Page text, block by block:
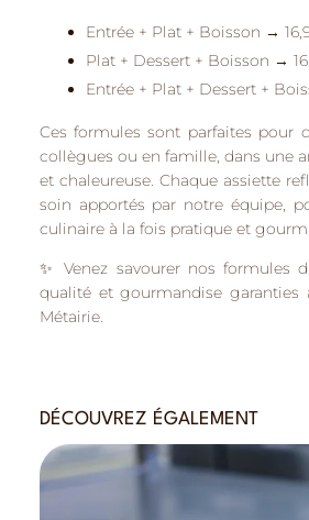
Entrée + Plat + Boisson →
Plat + Dessert + Boisson →
Entrée + Plat + Dessert +
Ces formules sont parfaites pour
collègues ou en famille, dans une
et chaleureuse. Chaque assiette
soin apportés par notre équipe,
culinaire à la fois pratique et
✨Venez savourer nos formules
qualité et gourmandise garanties
Métairie.
DÉCOUVREZ ÉGALEMENT